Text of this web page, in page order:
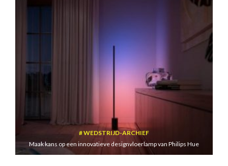
WEDSTRIJD-ARCHIEF
Maak kans op een innovatieve designvloerlamp van Philips Hue